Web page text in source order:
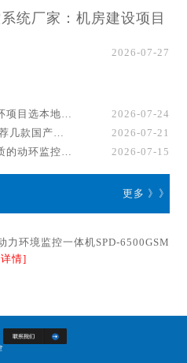
统厂家：机房建设项目
2026-07-27
掌握三点核心，广东的机房动环项目选本地厂家事半功倍！
2026-07-24
2026年机房项目预算有限？推荐几款国产动环监控系统品牌
2026-07-21
以广东地区为切入点，选择优质的动环监控系统厂家
2026-07-15
更多 》》
力环境监控一体机SPD-6500GSM
情]